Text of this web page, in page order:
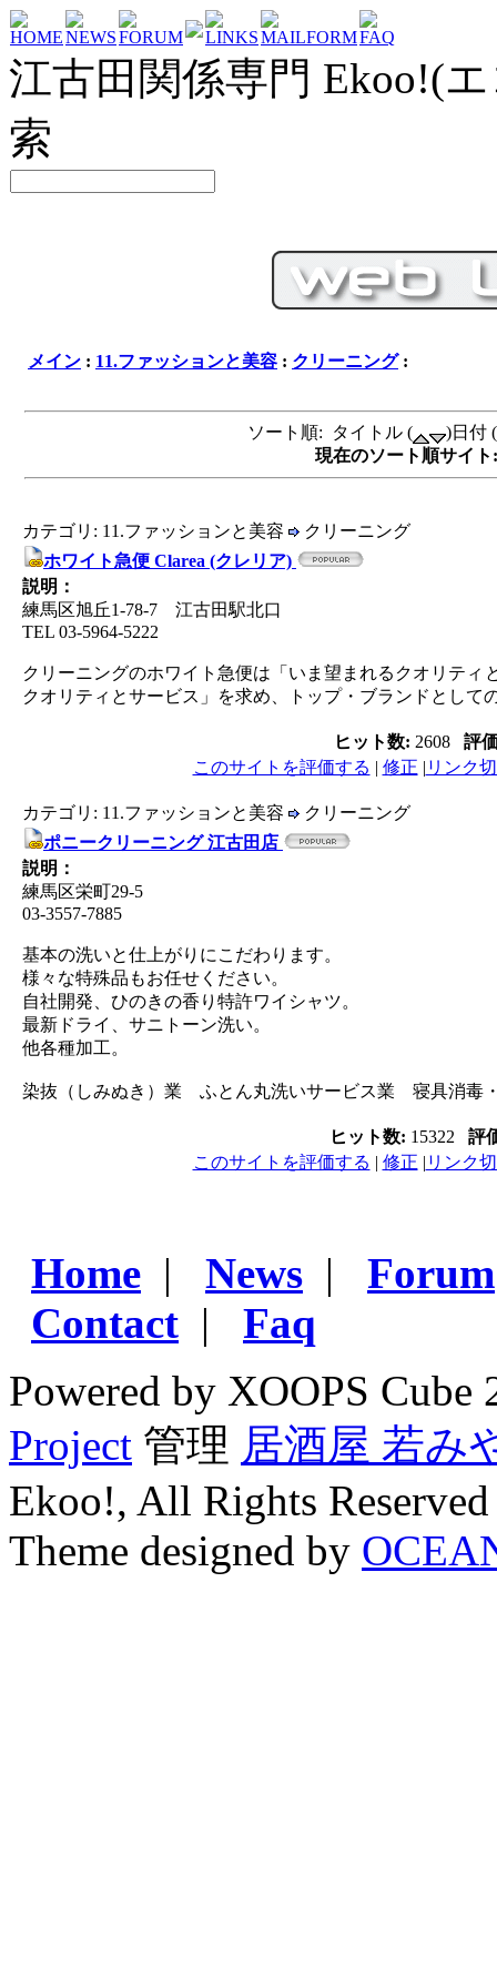
HOMENEWSFORUM LINKSMAILFORMFAQ
江古田関係専門 Ekoo!(
索
メイン : 11.ファッションと美容 : クリーニング:
ソート順: タイトル (
)日付 (
現在のソート順サイ
カテゴリ: 11.ファッションと美容
クリーニング
ホワイト急便 Clarea (クレリア)
説明：
練馬区旭丘1-78-7 江古田駅北口
TEL 03-5964-5222
クリーニングのホワイト急便は「いま望まれるクオリテ
クオリティとサービス」を求め、トップ・ブランドとして
ヒット数: 2608
評
このサイトを評価する | 修正 | リンク
カテゴリ: 11.ファッションと美容
クリーニング
ポニークリーニング 江古田店
説明：
練馬区栄町29-5
03-3557-7885
基本の洗いと仕上がりにこだわります。
様々な特殊品もお任せください。
自社開発、ひのきの香り特許ワイシャツ。
最新ドライ、サニトーン洗い。
他各種加工。
染抜（しみぬき）業 ふとん丸洗いサービス業 寝具消毒
ヒット数: 15322
評
このサイトを評価する | 修正 | リンク
Home | News | Forum
Contact | Faq
Powered by XOOPS
Project 管理 居酒屋 若み
Ekoo!, All Rights Reserved
Theme designed by